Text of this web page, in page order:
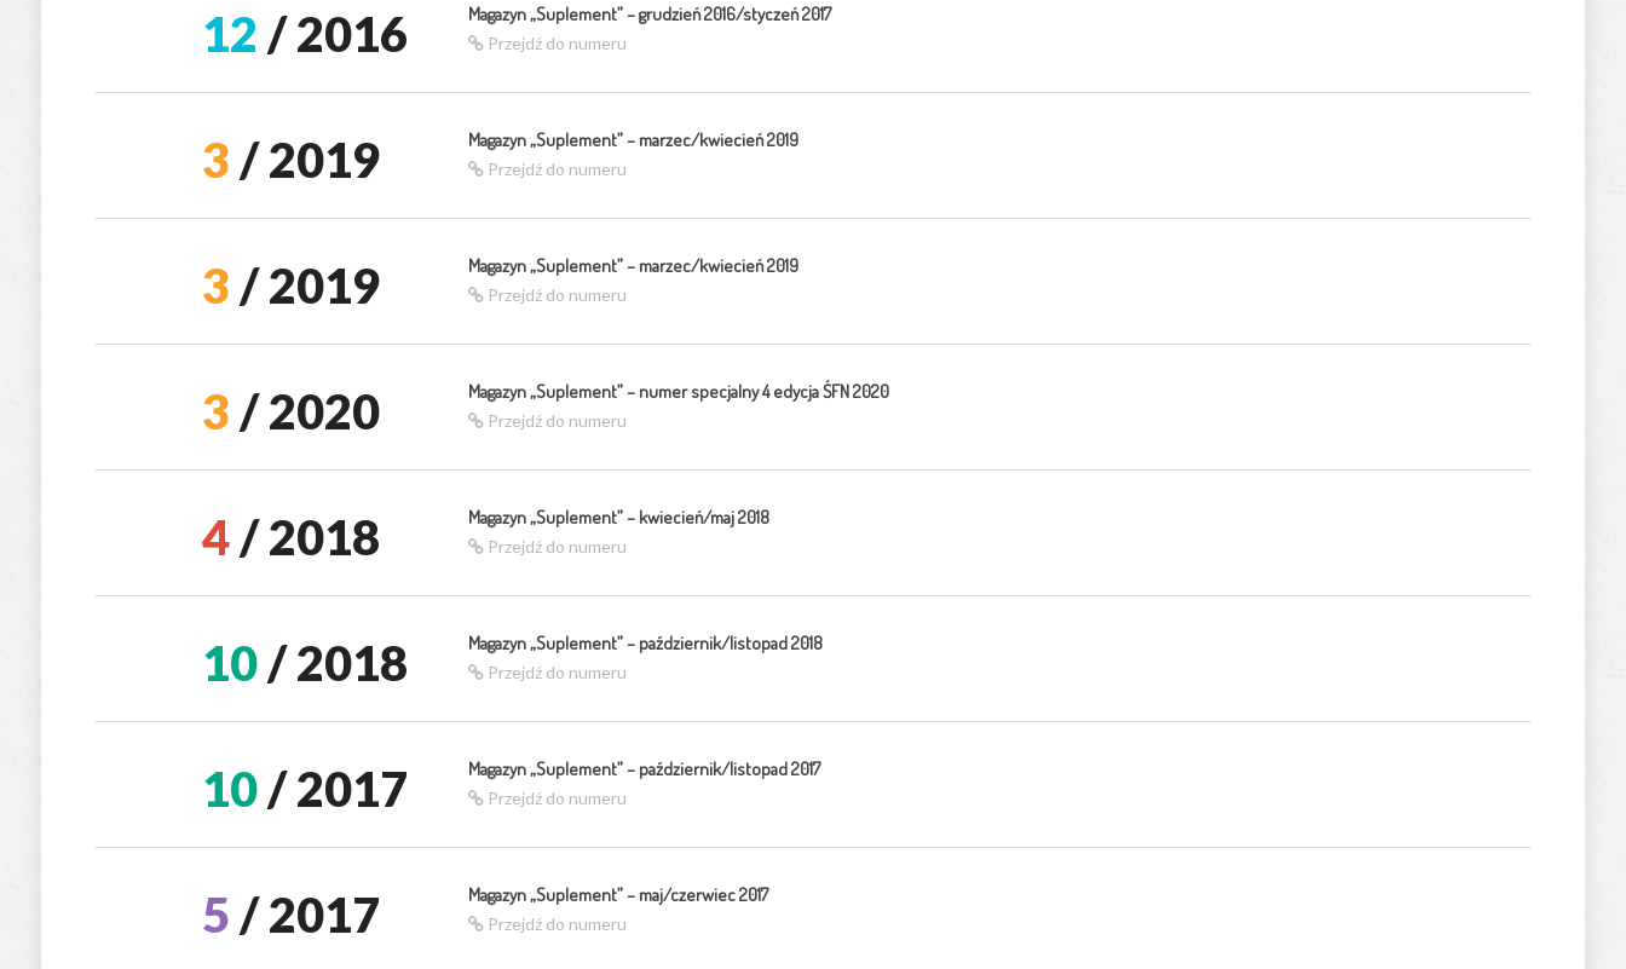
12 / 2016 Magazyn „Suplement” – grudzień 2016/styczeń 2017
Przejdź do numeru
3/ 2019 Magazyn „Suplement” – marzec/kwiecień 2019
Przejdź do numeru
3/ 2019 Magazyn „Suplement” – marzec/kwiecień 2019
Przejdź do numeru
3/ 2020 Magazyn „Suplement” – numer specjalny 4 edycja ŚFN 2020
Przejdź do numeru
4/ 2018 Magazyn „Suplement” – kwiecień/maj 2018
Przejdź do numeru
10/ 2018 Magazyn „Suplement” – październik/listopad 2018
Przejdź do numeru
10/ 2017 Magazyn „Suplement” – październik/listopad 2017
Przejdź do numeru
5/ 2017 Magazyn „Suplement” – maj/czerwiec 2017
Przejdź do numeru